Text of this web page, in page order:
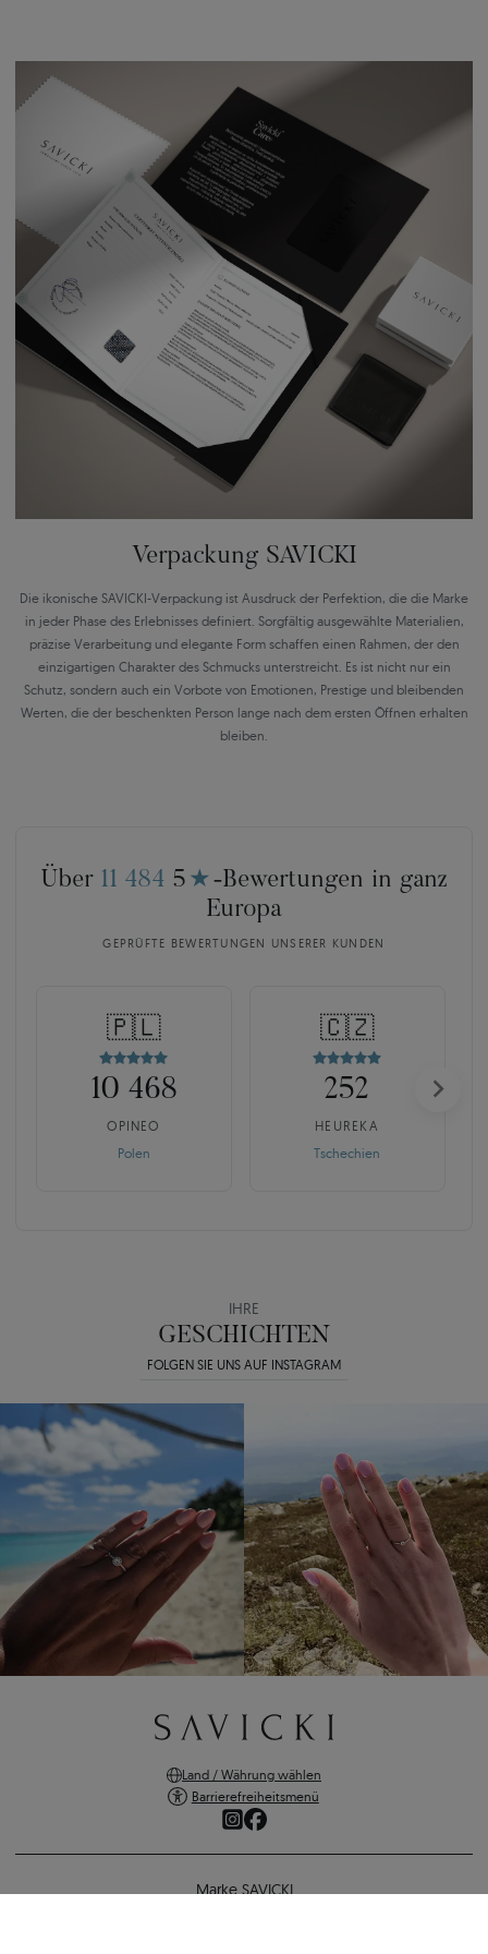
Verpackung SAVICKI
Die ikonische SAVICKI-Verpackung ist Ausdruck der Perfektion, die die Marke
in jeder Phase des Erlebnisses definiert. Sorgfältig ausgewählte Materialien,
präzise Verarbeitung und elegante Form schaffen einen Rahmen, der den
einzigartigen Charakter des Schmucks unterstreicht. Es ist nicht nur ein
Schutz, sondern auch ein Vorbote von Emotionen, Prestige und bleibenden
Werten, die der beschenkten Person lange nach dem ersten Öffnen erhalten
bleiben.
Über 11 484 5 ★ -Bewertungen in ganz
Europa
GEPRÜFTE BEWERTUNGEN UNSERER KUNDEN
🇵🇱
10 468
OPINEO
Polen
🇨🇿
252
HEUREKA
Tschechien
IHRE
GESCHICHTEN
FOLGEN SIE UNS AUF INSTAGRAM
Land / Währung wählen
Barrierefreiheitsmenü
Marke SAVICKI